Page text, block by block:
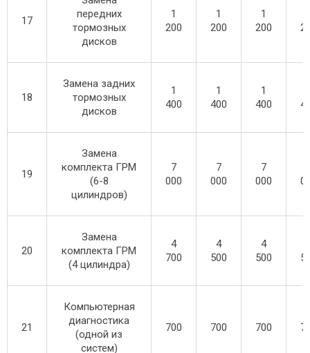
17
передних
тормозных
дисков
1
200
1
200
1
200
18
Замена задних
тормозных
дисков
1
400
1
400
1
400
19
Замена
комплекта ГРМ
(6-8
цилиндров)
7
000
7
000
7
000
20
Замена
комплекта ГРМ
(4 цилиндра)
4
700
4
500
4
500
21
Компьютерная
диагностика
(одной из
систем)
700 700 700